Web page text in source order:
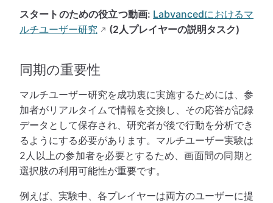
スタートのための役立つ動画: Labvancedにおけるマ
ルチユーザー研究
(2人プレイヤーの説明タスク)
同期の重要性
マルチユーザー研究を成功裏に実施するためには、参
加者がリアルタイムで情報を交換し、その応答が記録
データとして保存され、研究者が後で行動を分析でき
るようにする必要があります。マルチユーザー実験は
2人以上の参加者を必要とするため、画面間の同期と
選択肢の利用可能性が重要です。
例えば、実験中、各プレイヤーは両方のユーザーに提